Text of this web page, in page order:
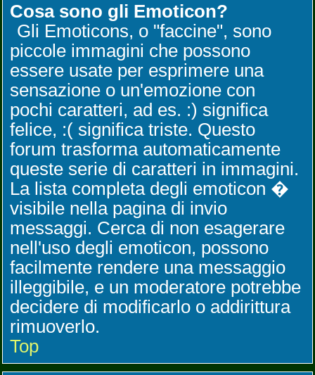
Cosa sono gli Emoticon?
Gli Emoticons, o "faccine", sono
piccole immagini che possono
essere usate per esprimere una
sensazione o un'emozione con
pochi caratteri, ad es. :) significa
felice, :( significa triste. Questo
forum trasforma automaticamente
queste serie di caratteri in immagini.
La lista completa degli emoticon �
visibile nella pagina di invio
messaggi. Cerca di non esagerare
nell'uso degli emoticon, possono
facilmente rendere una messaggio
illeggibile, e un moderatore potrebbe
decidere di modificarlo o addirittura
rimuoverlo.
Top